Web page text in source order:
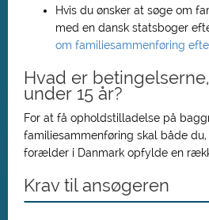
Hvis du ønsker at søge om
med en dansk statsboger
om familiesammenføring
Hvad er
under 15 år?
For at få opholdstilladelse på
familiesammenføring skal både
forælder i Danmark opfylde en
Krav til ansøgeren